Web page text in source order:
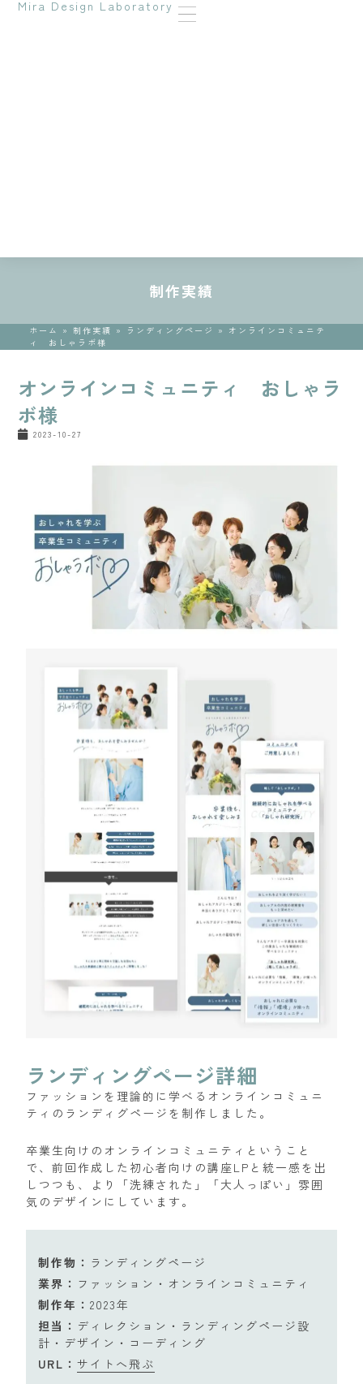
Mira Design Laboratory
制作実績
ホーム » 制作実績 » ランディングページ » オンラインコミュニテ
ィ おしゃラボ様
オンラインコミュニティ おしゃラ
ボ様
2023-10-27
ランディングページ詳細
ファッションを理論的に学べるオンラインコミュニ
ティのランディグページを制作しました。
卒業生向けのオンラインコミュニティということ
で、前回作成した初心者向けの講座LPと統一感を出
しつつも、より「洗練された」「大人っぽい」雰囲
気のデザインにしています。
制作物： ランディングページ
業界： ファッション・オンラインコミュニティ
制作年：2023年
担当： ディレクション・ランディングページ設
計・デザイン・コーディング
URL：サイトへ飛ぶ